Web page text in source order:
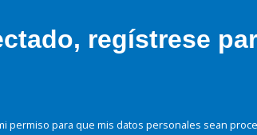
regístrese
permiso para que mis datos personales sean